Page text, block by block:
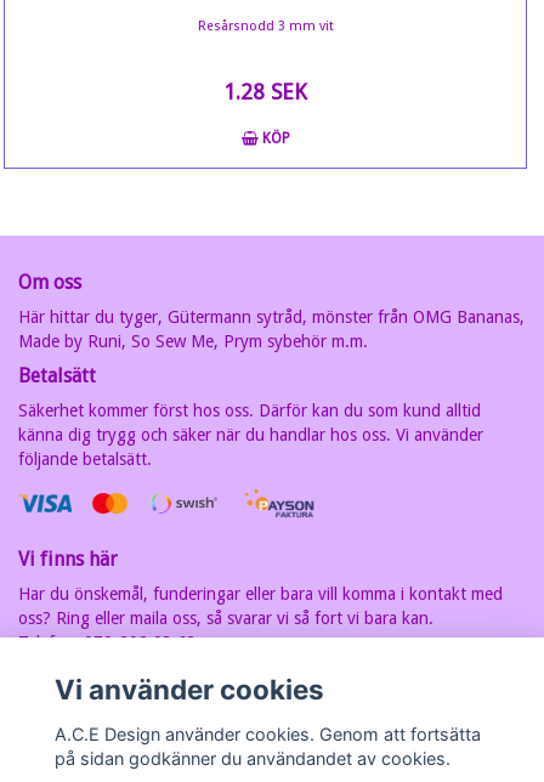
Resårsnodd 3 mm vit
1.28 SEK
KÖP
Om oss
Här hittar du tyger, Gütermann sytråd, mönster från OMG Bananas,
Made by Runi, So Sew Me, Prym sybehör m.m.
Betalsätt
Säkerhet kommer först hos oss. Därför kan du som kund alltid
känna dig trygg och säker när du handlar hos oss. Vi använder
följande betalsätt.
Vi finns här
Har du önskemål, funderingar eller bara vill komma i kontakt med
oss? Ring eller maila oss, så svarar vi så fort vi bara kan.
Telefon: 070-202 93 63
7607030280
Vi använder cookies
A.C.E Design använder cookies. Genom att fortsätta
på sidan godkänner du användandet av cookies.